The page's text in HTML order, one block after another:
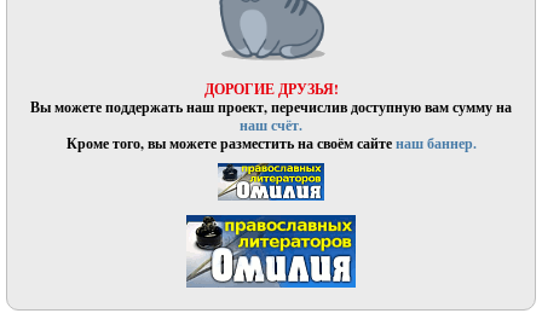
ДОРОГИЕ ДРУЗЬЯ!
Вы можете поддержать наш проект, перечислив доступную вам сумму на
наш счёт.
Кроме того, вы можете разместить на своём сайтенаш баннер.